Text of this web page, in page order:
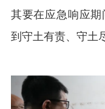
其要在应急响应
到守土有责、守土